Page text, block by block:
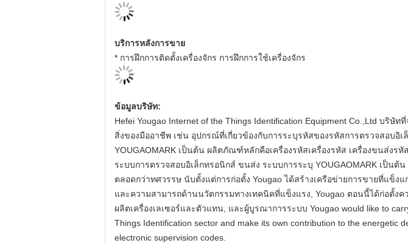
บริการหลังการขาย
* การฝึกการติดตั้งเครื่องจักร การฝึกการใช้เครื่องจักร
ข้อมูลบริษัท:
Hefei Yougao Internet of the Things Identification Equipment Co.,Ltd บริ
สิ่งของมืออาชีพ เช่น อุปกรณ์ที่เกี่ยวข้องกับการระบุรหัสของรหัสการตรวจสอบอิ
YOUGAOMARK เป็นต้น ผลิตภัณฑ์หลักคือเครื่องรหัสเครื่องรหัส เครื่องขนส่งรหั
ระบบการตรวจสอบอิเล็กทรอนิกส์ ขนส่ง ระบบการระบุ YOUGAOMARK เป็นต้น
ตลอดกว่าทศวรรษ นับตั้งแต่การก่อตั้ง Yougao ได้สร้างเครือข่ายการขายที่แข็
และความสามารถด้านนวัตกรรมทางเทคนิคที่แข็งแรง, Yougao ตอนนี้ได้ก่อตั้ง
ผลิตเครื่องเลเซอร์และตัวแทน, และผู้บูรณาการระบบ Yougao would like to
Things Identification sector and make its own contribution to the energetic
electronic supervision codes.